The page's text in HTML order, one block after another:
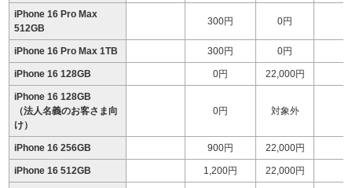
iPhone 16 Pro Max
512GB
300円 0円
iPhone 16 Pro Max 1TB 300円 0円
iPhone 16 128GB 0円 22,000円
iPhone 16 128GB
（法人名義のお客さま向
け）
0円 対象外
iPhone 16 256GB 900円 22,000円
iPhone 16 512GB 1,200円 22,000円